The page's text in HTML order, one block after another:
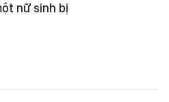
nữ sinh bị